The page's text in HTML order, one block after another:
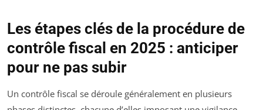
Les étapes clés de la procédure de
contrôle fiscal en 2025 : anticiper
pour ne pas subir
Un contrôle fiscal se déroule généralement en plusieurs